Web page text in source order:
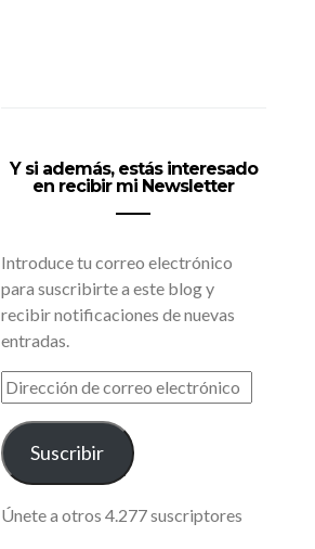
Y si además, estás interesado
en recibir mi Newsletter
Introduce tu correo electrónico
para suscribirte a este blog y
recibir notificaciones de nuevas
entradas.
DIRECCIÓN
DE
CORREO
ELECTRÓNICO
Suscribir
Únete a otros 4.277 suscriptores